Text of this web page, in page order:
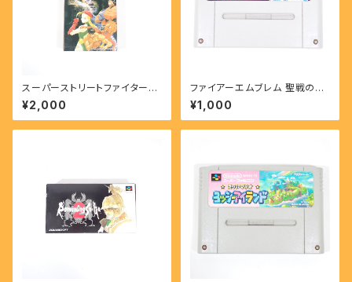
スーパーストリートファイターⅡ
- SUPER STREET FIGHTER
II 【SFC】
¥2,000
ファイアーエムブレム 聖戦の系
譜 - FIRE EMBLEM Seisen
No Keihu 【SFC】
¥1,000